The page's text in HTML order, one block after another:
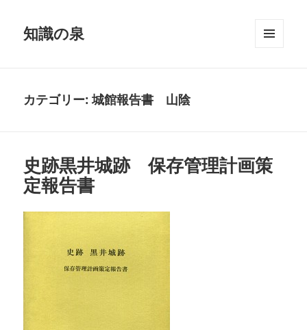
知識の泉
カテゴリー:城館報告書 山陰
史跡黒井城跡 保存管理計画策
定報告書